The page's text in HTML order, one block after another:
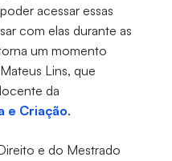
acessar essas
com elas durante as
um momento
Lins, que
da
e Criação.
e do Mestrado